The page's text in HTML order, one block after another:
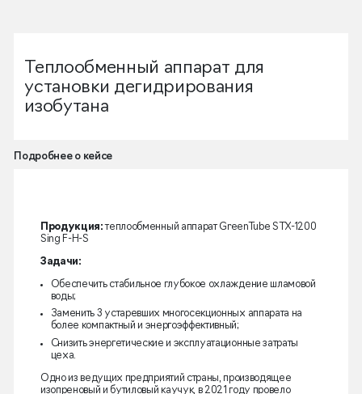
Теплообменный аппарат для
установки дегидрирования
изобутана
Подробнее о кейсе
Продукция:теплообменный аппарат GreenTube STX-1200
Sing F-H-S
Задачи:
Обеспечить стабильное глубокое охлаждение шламовой
воды;
Заменить 3 устаревших многосекционных аппарата на
более компактный и энергоэффективный;
Снизить энергетические и эксплуатационные затраты
цеха.
Одно из ведущих предприятий страны, производящее
изопреновый и бутиловый каучук, в 2021 году провело